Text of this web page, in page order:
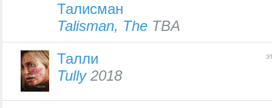
Талисман
Talisman, The TBA
Талли
Tully2018